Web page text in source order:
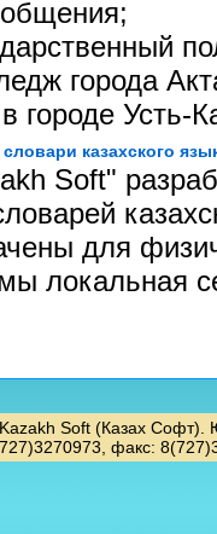
города
городе Усть-
казахского
Soft"
для
локальная
Soft (Казах Софт).
факс: